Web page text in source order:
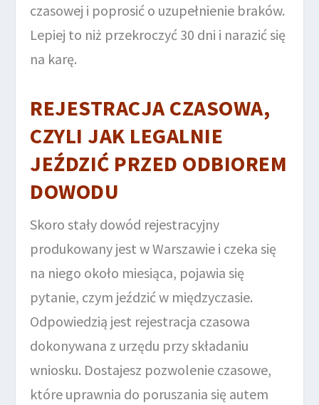
czasowej i poprosić o uzupełnienie braków.
Lepiej to niż przekroczyć 30 dni i narazić się
na karę.
REJESTRACJA CZASOWA,
CZYLI JAK LEGALNIE
JEŹDZIĆ PRZED ODBIOREM
DOWODU
Skoro stały dowód rejestracyjny
produkowany jest w Warszawie i czeka się
na niego około miesiąca, pojawia się
pytanie, czym jeździć w międzyczasie.
Odpowiedzią jest rejestracja czasowa
dokonywana z urzędu przy składaniu
wniosku. Dostajesz pozwolenie czasowe,
które uprawnia do poruszania się autem